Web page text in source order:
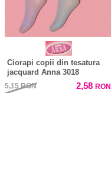
Ciorapi copii din tesatura
jacquard Anna 3018
5,15RON 2,58RON